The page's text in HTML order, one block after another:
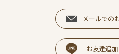
メールでの
お友達追